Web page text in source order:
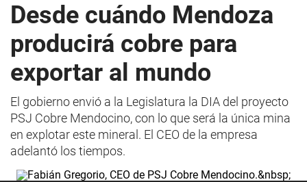
Desde cuándo Mendoza
producirá cobre para
exportar al mundo
El gobierno envió a la Legislatura la DIA del proyecto
PSJ Cobre Mendocino, con lo que será la única mina
en explotar este mineral. El CEO de la empresa
adelantó los tiempos.